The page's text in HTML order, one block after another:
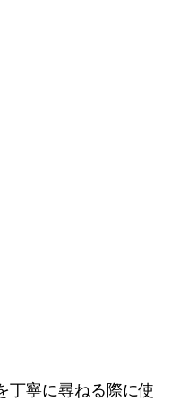
丁寧に尋ねる際に使